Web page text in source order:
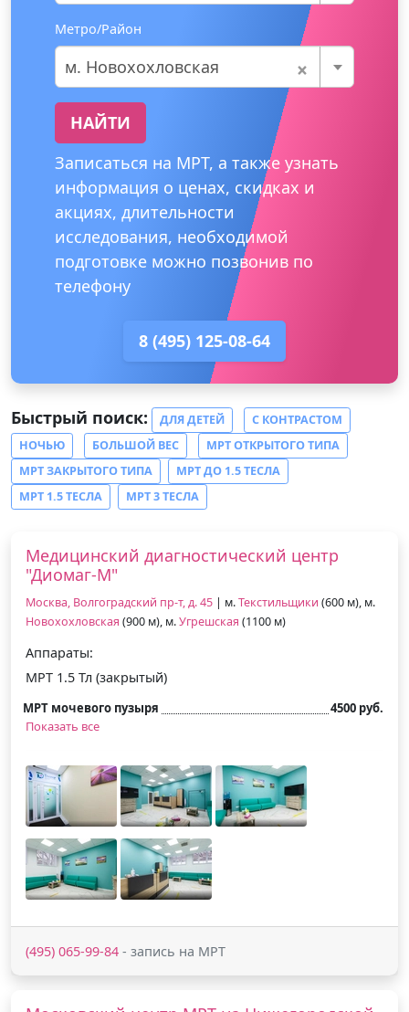
Метро/Район
×
м. Новохохловская
НАЙТИ
Записаться на МРТ, а также узнать
информация о ценах, скидках и
акциях, длительности
исследования, необходимой
подготовке можно позвонив по
телефону
8 (495) 125-08-64
Быстрый поиск: ДЛЯ ДЕТЕЙ
С КОНТРАСТОМ
НОЧЬЮ
БОЛЬШОЙ ВЕС
МРТ ОТКРЫТОГО ТИПА
МРТ ЗАКРЫТОГО ТИПА
МРТ ДО 1.5 ТЕСЛА
МРТ 1.5 ТЕСЛА
МРТ 3 ТЕСЛА
Медицинский диагностический центр
"Диомаг-М"
Москва, Волгоградский пр-т, д. 45 | м.Текстильщики (600 м), м.
Новохохловская (900 м), м.Угрешская (1100 м)
Аппараты:
МРТ 1.5 Тл (закрытый)
МРТ мочевого пузыря
4500 руб.
Показать все
(495) 065-99-84 - запись на МРТ